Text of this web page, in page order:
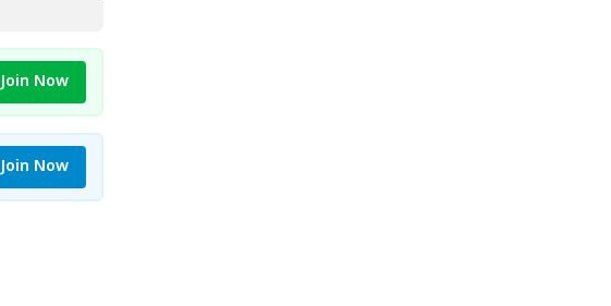
Join Now
Join Now